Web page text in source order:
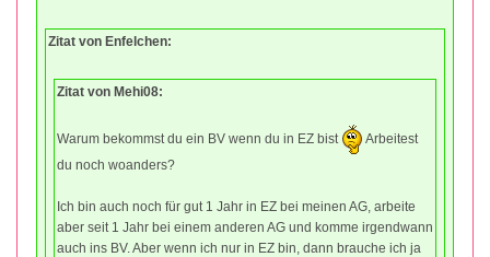
Zitat von Enfelchen:
Zitat von Mehi08:
Warum bekommst du ein BV wenn du in EZ bist
Arbeitest
du noch woanders?
Ich bin auch noch für gut 1 Jahr in EZ bei meinen AG, arbeite
aber seit 1 Jahr bei einem anderen AG und komme irgendwann
auch ins BV. Aber wenn ich nur in EZ bin, dann brauche ich ja